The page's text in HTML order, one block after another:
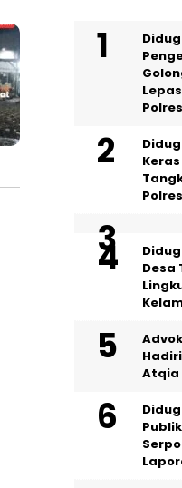
Desa
Hadiri
Atqia